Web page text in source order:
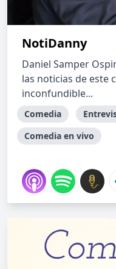
NotiDanny
Daniel Samper
las noticias de este
inconfundible...
Comedia
Comedia en vivo